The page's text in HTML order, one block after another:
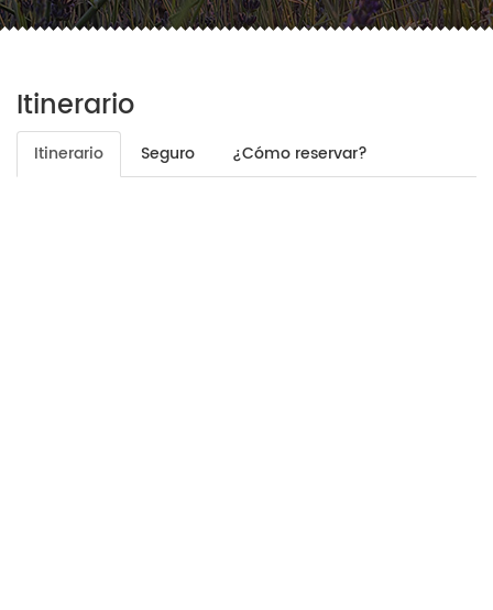
Itinerario
Itinerario Seguro ¿Cómo reservar?